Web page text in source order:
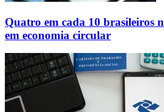
Quatro em cada 10 brasileiros
em economia circular